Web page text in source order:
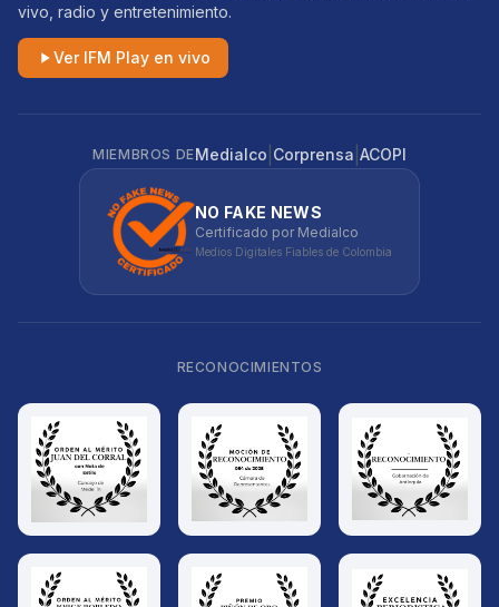
vivo, radio y entretenimiento.
Ver IFM Play en vivo
MIEMBROS DEMedialco Corprensa ACOPI
NO FAKE NEWS
Certificado por Medialco
Medios Digitales Fiables de Colombia
RECONOCIMIENTOS